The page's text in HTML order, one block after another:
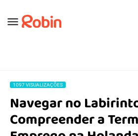
menu
1097 VISUALIZAÇÕES
Navegar no
Compreender a